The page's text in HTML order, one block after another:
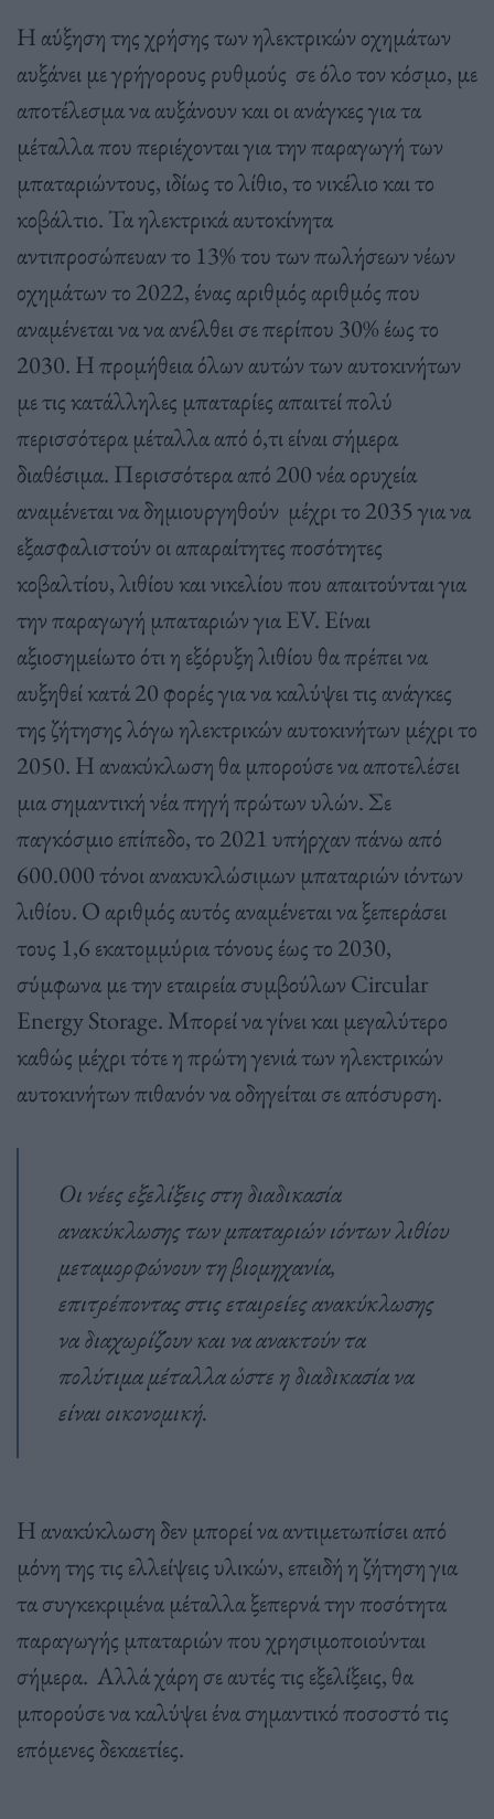
Η αύξηση της χρήσης των ηλεκτρικών οχημάτων
αυξάνει με γρήγορους ρυθμούς σε όλο τον κόσμο, με
αποτέλεσμα να αυξάνουν και οι ανάγκες για τα
μέταλλα που περιέχονται για την παραγωγή των
μπαταριώντους, ιδίως το λίθιο, το νικέλιο και το
κοβάλτιο. Τα ηλεκτρικά αυτοκίνητα
αντιπροσώπευαν το 13% του των πωλήσεων νέων
οχημάτων το 2022, ένας αριθμός αριθμός που
αναμένεται να να ανέλθει σε περίπου 30% έως το
2030. Η προμήθεια όλων αυτών των αυτοκινήτων
με τις κατάλληλες μπαταρίες απαιτεί πολύ
περισσότερα μέταλλα από ό,τι είναι σήμερα
διαθέσιμα. Περισσότερα από 200 νέα ορυχεία
αναμένεται να δημιουργηθούν μέχρι το 2035 για να
εξασφαλιστούν οι απαραίτητες ποσότητες
κοβαλτίου, λιθίου και νικελίου που απαιτούνται για
την παραγωγή μπαταριών για EV. Είναι
αξιοσημείωτο ότι η εξόρυξη λιθίου θα πρέπει να
αυξηθεί κατά 20 φορές για να καλύψει τις ανάγκες
της ζήτησης λόγω ηλεκτρικών αυτοκινήτων μέχρι το
2050. Η ανακύκλωση θα μπορούσε να αποτελέσει
μια σημαντική νέα πηγή πρώτων υλών. Σε
παγκόσμιο επίπεδο, το 2021 υπήρχαν πάνω από
600.000 τόνοι ανακυκλώσιμων μπαταριών ιόντων
λιθίου. Ο αριθμός αυτός αναμένεται να ξεπεράσει
τους 1,6 εκατομμύρια τόνους έως το 2030,
σύμφωνα με την εταιρεία συμβούλων Circular
Energy Storage. Μπορεί να γίνει και μεγαλύτερο
καθώς μέχρι τότε η πρώτη γενιά των ηλεκτρικών
αυτοκινήτων πιθανόν να οδηγείται σε απόσυρση.
Οι νέες εξελίξεις στη διαδικασία
ανακύκλωσης των μπαταριών ιόντων λιθίου
μεταμορφώνουν τη βιομηχανία,
επιτρέποντας στις εταιρείες ανακύκλωσης
να διαχωρίζουν και να ανακτούν τα
πολύτιμα μέταλλα ώστε η διαδικασία να
είναι οικονομική.
Η ανακύκλωση δεν μπορεί να αντιμετωπίσει από
μόνη της τις ελλείψεις υλικών, επειδή η ζήτηση για
τα συγκεκριμένα μέταλλα ξεπερνά την ποσότητα
παραγωγής μπαταριών που χρησιμοποιούνται
σήμερα. Αλλά χάρη σε αυτές τις εξελίξεις, θα
μπορούσε να καλύψει ένα σημαντικό ποσοστό τις
επόμενες δεκαετίες.